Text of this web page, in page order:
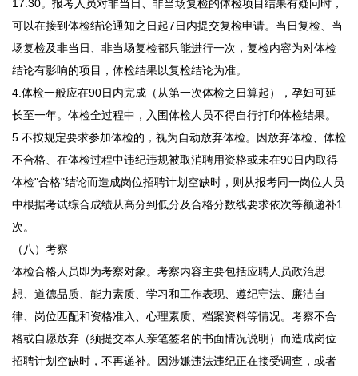
17:30。报考人员对非当日、非当场复检的体检项目结果有疑问时，
可以在接到体检结论通知之日起7日内提交复检申请。当日复检、当
场复检及非当日、非当场复检都只能进行一次，复检内容为对体检
结论有影响的项目，体检结果以复检结论为准。
4.体检一般应在90日内完成（从第一次体检之日算起），孕妇可延
长至一年。体检全过程中，入围体检人员不得自行打印体检结果。
5.不按规定要求参加体检的，视为自动放弃体检。因放弃体检、体检
不合格、在体检过程中违纪违规被取消聘用资格或未在90日内取得
体检"合格"结论而造成岗位招聘计划空缺时，则从报考同一岗位人员
中根据考试综合成绩从高分到低分及合格分数线要求依次等额递补1
次。
（八）考察
体检合格人员即为考察对象。考察内容主要包括应聘人员政治思
想、道德品质、能力素质、学习和工作表现、遵纪守法、廉洁自
律、岗位匹配和资格准入、心理素质、档案资料等情况。考察不合
格或自愿放弃（须提交本人亲笔签名的书面情况说明）而造成岗位
招聘计划空缺时，不再递补。因涉嫌违法违纪正在接受调查，或者